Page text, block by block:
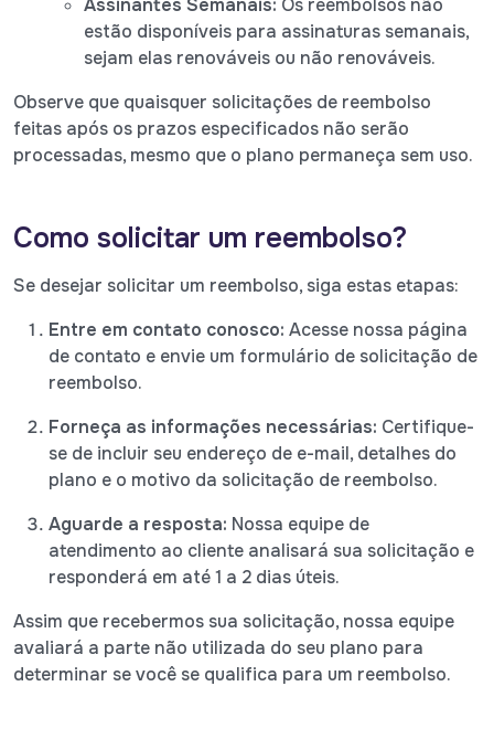
Assinantes Semanais: Os reembolsos não
estão disponíveis para assinaturas semanais,
sejam elas renováveis ou não renováveis.
Observe que quaisquer solicitações de reembolso
feitas após os prazos especificados não serão
processadas, mesmo que o plano permaneça sem uso.
Como solicitar um reembolso?
Se desejar solicitar um reembolso, siga estas etapas:
Entre em contato conosco: Acesse nossa página
de contato e envie um formulário de solicitação de
reembolso.
Forneça as informações necessárias: Certifique-
se de incluir seu endereço de e-mail, detalhes do
plano e o motivo da solicitação de reembolso.
Aguarde a resposta: Nossa equipe de
atendimento ao cliente analisará sua solicitação e
responderá em até 1 a 2 dias úteis.
Assim que recebermos sua solicitação, nossa equipe
avaliará a parte não utilizada do seu plano para
determinar se você se qualifica para um reembolso.